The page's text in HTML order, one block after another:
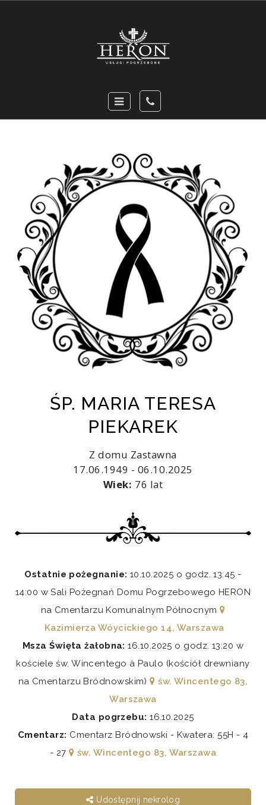
ŚP. MARIA TERESA
PIEKAREK
Z domu Zastawna
17.06.1949 - 06.10.2025
Wiek: 76 lat
Ostatnie pożegnanie: 10.10.2025 o godz. 13:45 -
14:00 w Sali Pożegnań Domu Pogrzebowego HERON
na Cmentarzu Komunalnym Północnym
Kazimierza Wóycickiego 14, Warszawa
Msza Święta żałobna: 16.10.2025 o godz. 13:20 w
kościele św. Wincentego à Paulo (kościół drewniany
na Cmentarzu Bródnowskim)
św. Wincentego 83,
Warszawa
Data pogrzebu: 16.10.2025
Cmentarz: Cmentarz Bródnowski - Kwatera: 55H - 4
- 27
św. Wincentego 83, Warszawa
Udostępnij nekrolog